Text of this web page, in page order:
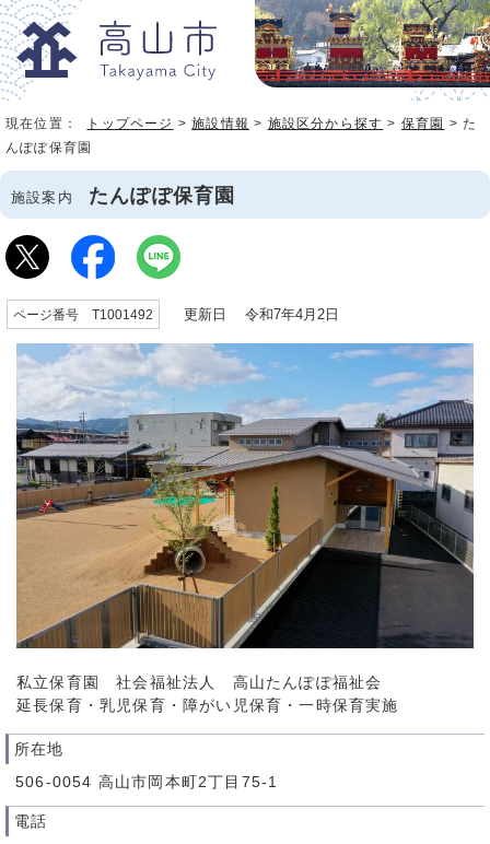
現在位置： トップページ >施設情報 > 施設区分から探す > 保育園 > た
んぽぽ保育園
施設案内 たんぽぽ保育園
ページ番号 T1001492 更新日 令和7年4月2日
私立保育園 社会福祉法人 高山たんぽぽ福祉会
延長保育・乳児保育・障がい児保育・一時保育実施
所在地
506-0054 高山市岡本町2丁目75-1
電話